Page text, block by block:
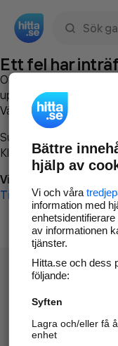
Ett fel har
Om du vill kan du
uppstod så att vi
Vänligen försök med
Surfa till
Klicka påTillbaka-
Vi beklagar besväret!
Till startsidan
Hitta.se - Gratis
Sök företag,
Bättre
hjälp av
Vi och våra
information med
av informationen
tjänster.
Hitta.se och dess
följande:
Syften
Lagra och/eller få
enhet